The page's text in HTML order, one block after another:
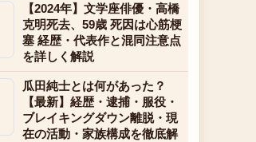
【2024年】文学座俳優・高橋
克明死去、59歳 死因は心筋梗
塞 経歴・代表作と混同注意点
を詳しく解説
瓜田純士とは何があった？
【最新】経歴・逮捕・服役・
ブレイキングダウン離脱・現
在の活動・家族構成を徹底解